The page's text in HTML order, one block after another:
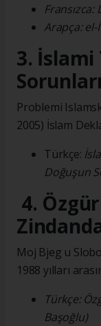
Arapça: el-
3. İslami
Sorunları
Problemi
2005) İslam
Türkçe:
Doğuşun
4.
Moj Bjeg u
1988 yılları
Türkçe:
Başoğlu)